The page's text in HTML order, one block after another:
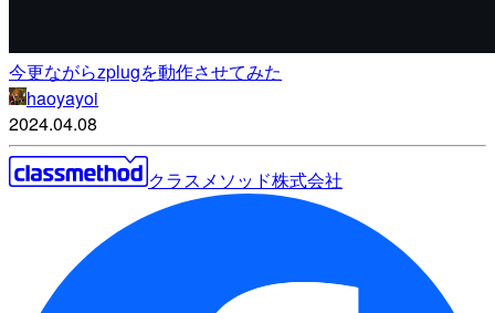
今更ながらzplugを動作させてみた
haoyayoi
2024.04.08
クラスメソッド株式会社